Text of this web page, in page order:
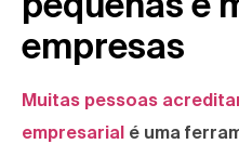
empresas
Muitas pessoas
empresarial é uma